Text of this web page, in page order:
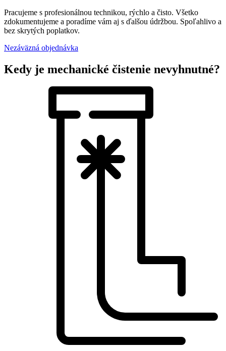
Pracujeme s profesionálnou technikou, rýchlo a čisto. Všetko
zdokumentujeme a poradíme vám aj s ďalšou údržbou. Spoľahlivo a
bez skrytých poplatkov.
Nezáväzná objednávka
Kedy je mechanické čistenie nevyhnutné?